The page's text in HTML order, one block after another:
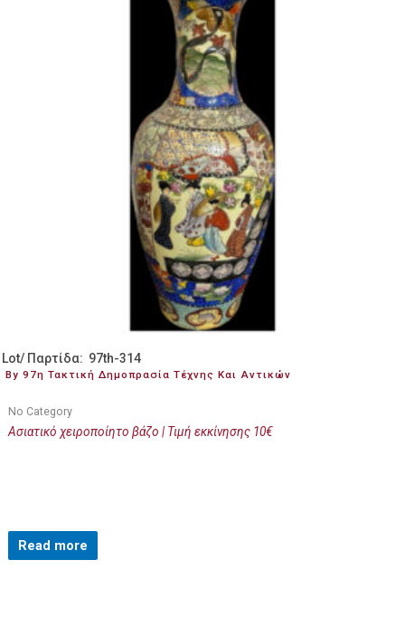
Lot/ Παρτίδα: 97th-314
By 97η Τακτική Δημοπρασία Τέχνης Και Αντικών
No Category
Ασιατικό χειροποίητο βάζο | Τιμή εκκίνησης 10€
Read more